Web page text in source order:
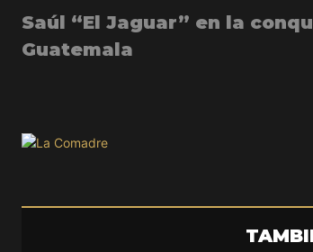
Saúl “El Jaguar” en la
Guatemala